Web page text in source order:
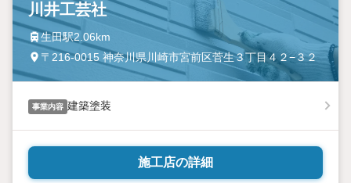
川井工芸社
生田駅2.06km
〒216-0015 神奈川県川崎市宮前区菅生３丁目４２−３２
事業内容 建築塗装
施工店の詳細